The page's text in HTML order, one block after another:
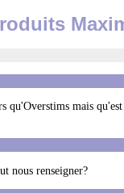
mais
nous renseigner?